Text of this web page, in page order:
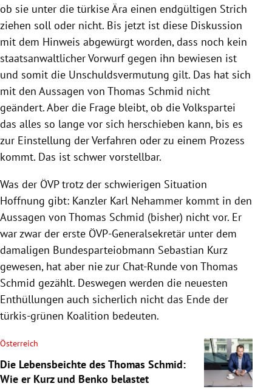
ob sie unter die türkise Ära einen endgültigen Strich
ziehen soll oder nicht. Bis jetzt ist diese Diskussion
mit dem Hinweis abgewürgt worden, dass noch kein
staatsanwaltlicher Vorwurf gegen ihn bewiesen ist
und somit die Unschuldsvermutung gilt. Das hat sich
mit den Aussagen von Thomas Schmid nicht
geändert. Aber die Frage bleibt, ob die Volkspartei
das alles so lange vor sich herschieben kann, bis es
zur Einstellung der Verfahren oder zu einem Prozess
kommt. Das ist schwer vorstellbar.
Was der ÖVP trotz der schwierigen Situation
Hoffnung gibt: Kanzler Karl Nehammer kommt in den
Aussagen von Thomas Schmid (bisher) nicht vor. Er
war zwar der erste ÖVP-Generalsekretär unter dem
damaligen Bundesparteiobmann Sebastian Kurz
gewesen, hat aber nie zur Chat-Runde von Thomas
Schmid gezählt. Deswegen werden die neuesten
Enthüllungen auch sicherlich nicht das Ende der
türkis-grünen Koalition bedeuten.
Österreich
Die Lebensbeichte des Thomas Schmid:
Wie er Kurz und Benko belastet